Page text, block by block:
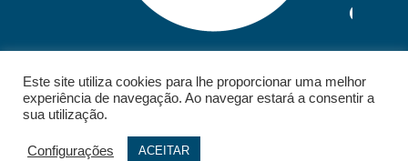
Este site utiliza cookies para lhe proporcionar uma melhor
experiência de navegação. Ao navegar estará a consentir a
sua utilização.
Configurações ACEITAR